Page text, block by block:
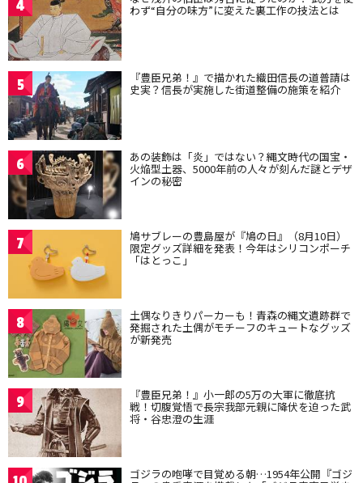
4 わず“自分の味方”に変えた裏工作の技法とは
5 『豊臣兄弟！』で描かれた織田信長の道普請は
史実？信長が実施した街道整備の施策を紹介
6 あの装飾は「炎」ではない？縄文時代の国宝・
火焔型土器、5000年前の人々が刻んだ謎とデザ
インの秘密
7 鳩サブレーの豊島屋が『鳩の日』（8月10日）
限定グッズ詳細を発表！今年はシリコンポーチ
「はとっこ」
8 土偶なりきりパーカーも！青森の縄文遺跡群で
発掘された土偶がモチーフのキュートなグッズ
が新発売
9 『豊臣兄弟！』小一郎の5万の大軍に徹底抗
戦！切腹覚悟で長宗我部元親に降伏を迫った武
将・谷忠澄の生涯
ゴジラの咆哮で目覚める朝…1954年公開『ゴジ